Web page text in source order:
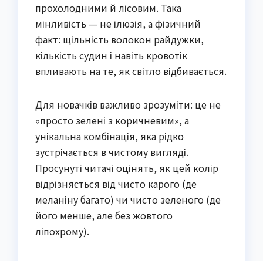
прохолодними й лісовим. Така
мінливість — не ілюзія, а фізичний
факт: щільність волокон райдужки,
кількість судин і навіть кровотік
впливають на те, як світло відбивається.
Для новачків важливо зрозуміти: це не
«просто зелені з коричневим», а
унікальна комбінація, яка рідко
зустрічається в чистому вигляді.
Просунуті читачі оцінять, як цей колір
відрізняється від чисто карого (де
меланіну багато) чи чисто зеленого (де
його менше, але без жовтого
ліпохрому).